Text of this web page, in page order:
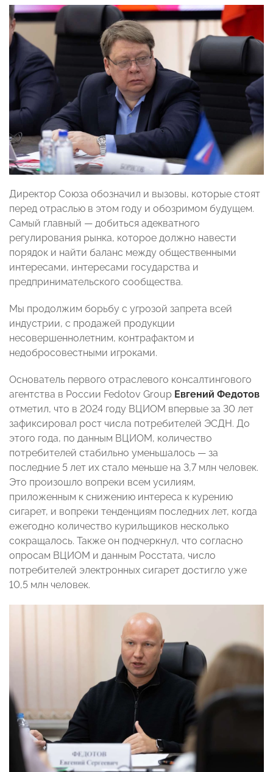
Директор Союза обозначил и вызовы, которые стоят
перед отраслью в этом году и обозримом будущем.
Самый главный — добиться адекватного
регулирования рынка, которое должно навести
порядок и найти баланс между общественными
интересами, интересами государства и
предпринимательского сообщества.
Мы продолжим борьбу с угрозой запрета всей
индустрии, с продажей продукции
несовершеннолетним, контрафактом и
недобросовестными игроками.
Основатель первого отраслевого консалтингового
агентства в России Fedotov Group Евгений Федотов
отметил, что в 2024 году ВЦИОМ впервые за 30 лет
зафиксировал рост числа потребителей ЭСДН. До
этого года, по данным ВЦИОМ, количество
потребителей стабильно уменьшалось — за
последние 5 лет их стало меньше на 3,7 млн человек.
Это произошло вопреки всем усилиям,
приложенным к снижению интереса к курению
сигарет, и вопреки тенденциям последних лет, когда
ежегодно количество курильщиков несколько
сокращалось. Также он подчеркнул, что согласно
опросам ВЦИОМ и данным Росстата, число
потребителей электронных сигарет достигло уже
10,5 млн человек.